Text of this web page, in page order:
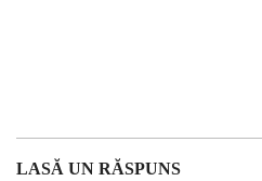
LASĂ UN RĂSPUNS